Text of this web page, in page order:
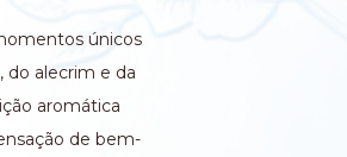
únicos
do alecrim e da
aromática
de bem-